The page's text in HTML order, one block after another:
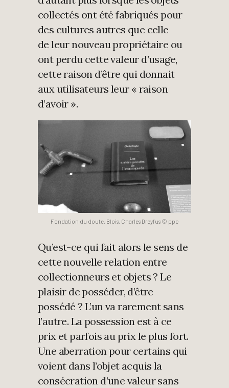
collectés ont été fabriqués pour
des cultures autres que celle
de leur nouveau propriétaire ou
ont perdu cette valeur d’usage,
cette raison d’être qui donnait
aux utilisateurs leur « raison
d’avoir ».
Fondation du doute, Blois, Charles Dreyfus © ppc
Qu’est-ce qui fait alors le sens de
cette nouvelle relation entre
collectionneurs et objets ? Le
plaisir de posséder, d’être
possédé ? L’un va rarement sans
l’autre. La possession est à ce
prix et parfois au prix le plus fort.
Une aberration pour certains qui
voient dans l’objet acquis la
consécration d’une valeur sans